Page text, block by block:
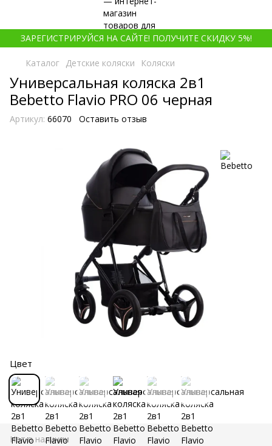
ЗАРЕГИСТРИРУЙСЯ НА САЙТЕ! ПОЛУЧИТЕ СКИДКУ 5%!
Каталог Детские коляски Коляски
Универсальная коляска 2в1
Bebetto Flavio PRO 06 черная
Артикул: 66070 Оставить отзыв
Цвет
Нет в наличии